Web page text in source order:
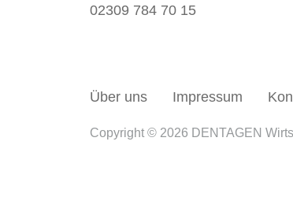
02309 784 70 15
Über uns Impressum
Copyright © 2026 DENTAGEN